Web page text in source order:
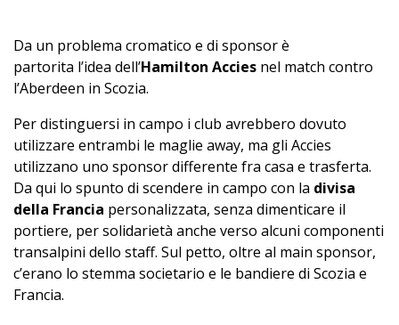
Da un problema cromatico e di sponsor è
partorita l’idea dell’Hamilton Accies nel match contro
l’Aberdeen in Scozia.
Per distinguersi in campo i club avrebbero dovuto
utilizzare entrambi le maglie away, ma gli Accies
utilizzano uno sponsor differente fra casa e trasferta.
Da qui lo spunto di scendere in campo con la divisa
della Francia personalizzata, senza dimenticare il
portiere, per solidarietà anche verso alcuni componenti
transalpini dello staff. Sul petto, oltre al main sponsor,
c’erano lo stemma societario e le bandiere di Scozia e
Francia.